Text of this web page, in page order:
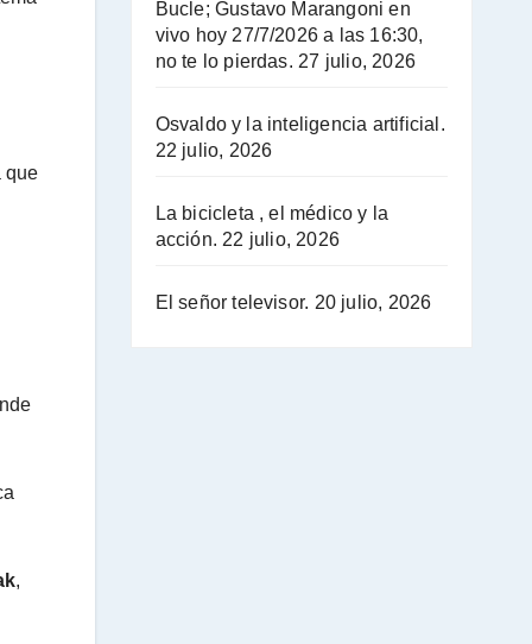
que
,
Bucle; Gustavo Marangoni en
vivo hoy 27/7/2026 a las 16:30,
no te lo pierdas. 27 julio, 2026
Osvaldo y la inteligencia artificial.
22 julio, 2026
La bicicleta , el médico y la
acción. 22 julio, 2026
El señor televisor. 20 julio, 2026